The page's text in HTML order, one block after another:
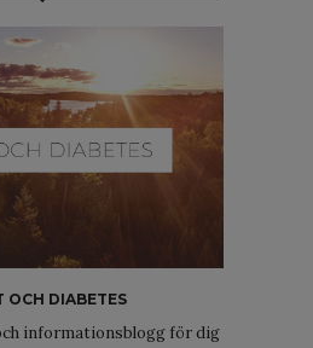
OCH DIABETES
informationsblogg för dig